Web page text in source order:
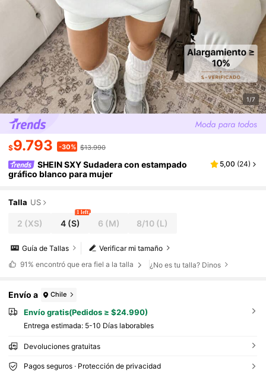
1/7
$9.793 -30% $13.990
SHEIN SXY Sudadera con estampado
gráfico blanco para mujer
5,00 (24)
Talla US
2 (XS) 4(S)
1 left
6 (M) 8/10 (L)
Verificar mi tamaño
Guía de Tallas
91% encontró que era fiel a la talla ¿No es tu talla? Dinos
Envío a Chile
Envío gratis(Pedidos ≥ $24.990)
Entrega estimada: 5-10 Días laborables
Devoluciones gratuitas
Pagos seguros · Protección de privacidad